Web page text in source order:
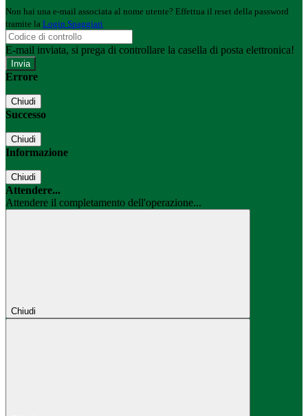
Non hai una e-mail associata al nome utente? Effettua il reset della password
tramite la Login Spaggiari
E-mail inviata, si prega di controllare la casella di posta elettronica!
Errore
Chiudi
Successo
Chiudi
Informazione
Chiudi
Attendere...
Attendere il completamento dell'operazione...
Chiudi